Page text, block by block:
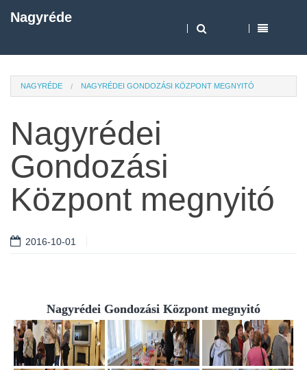
Nagyréde
NAGYRÉDE NAGYRÉDEI GONDOZÁSI KÖZPONT MEGNYITÓ
Nagyrédei
Gondozási
Központ megnyitó
2016-10-01
Nagyrédei Gondozási Központ megnyitó